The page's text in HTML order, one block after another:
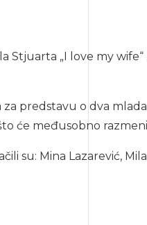
Stjuarta „I love my
predstavu o dva
će međusobno
su: Mina Lazarević,